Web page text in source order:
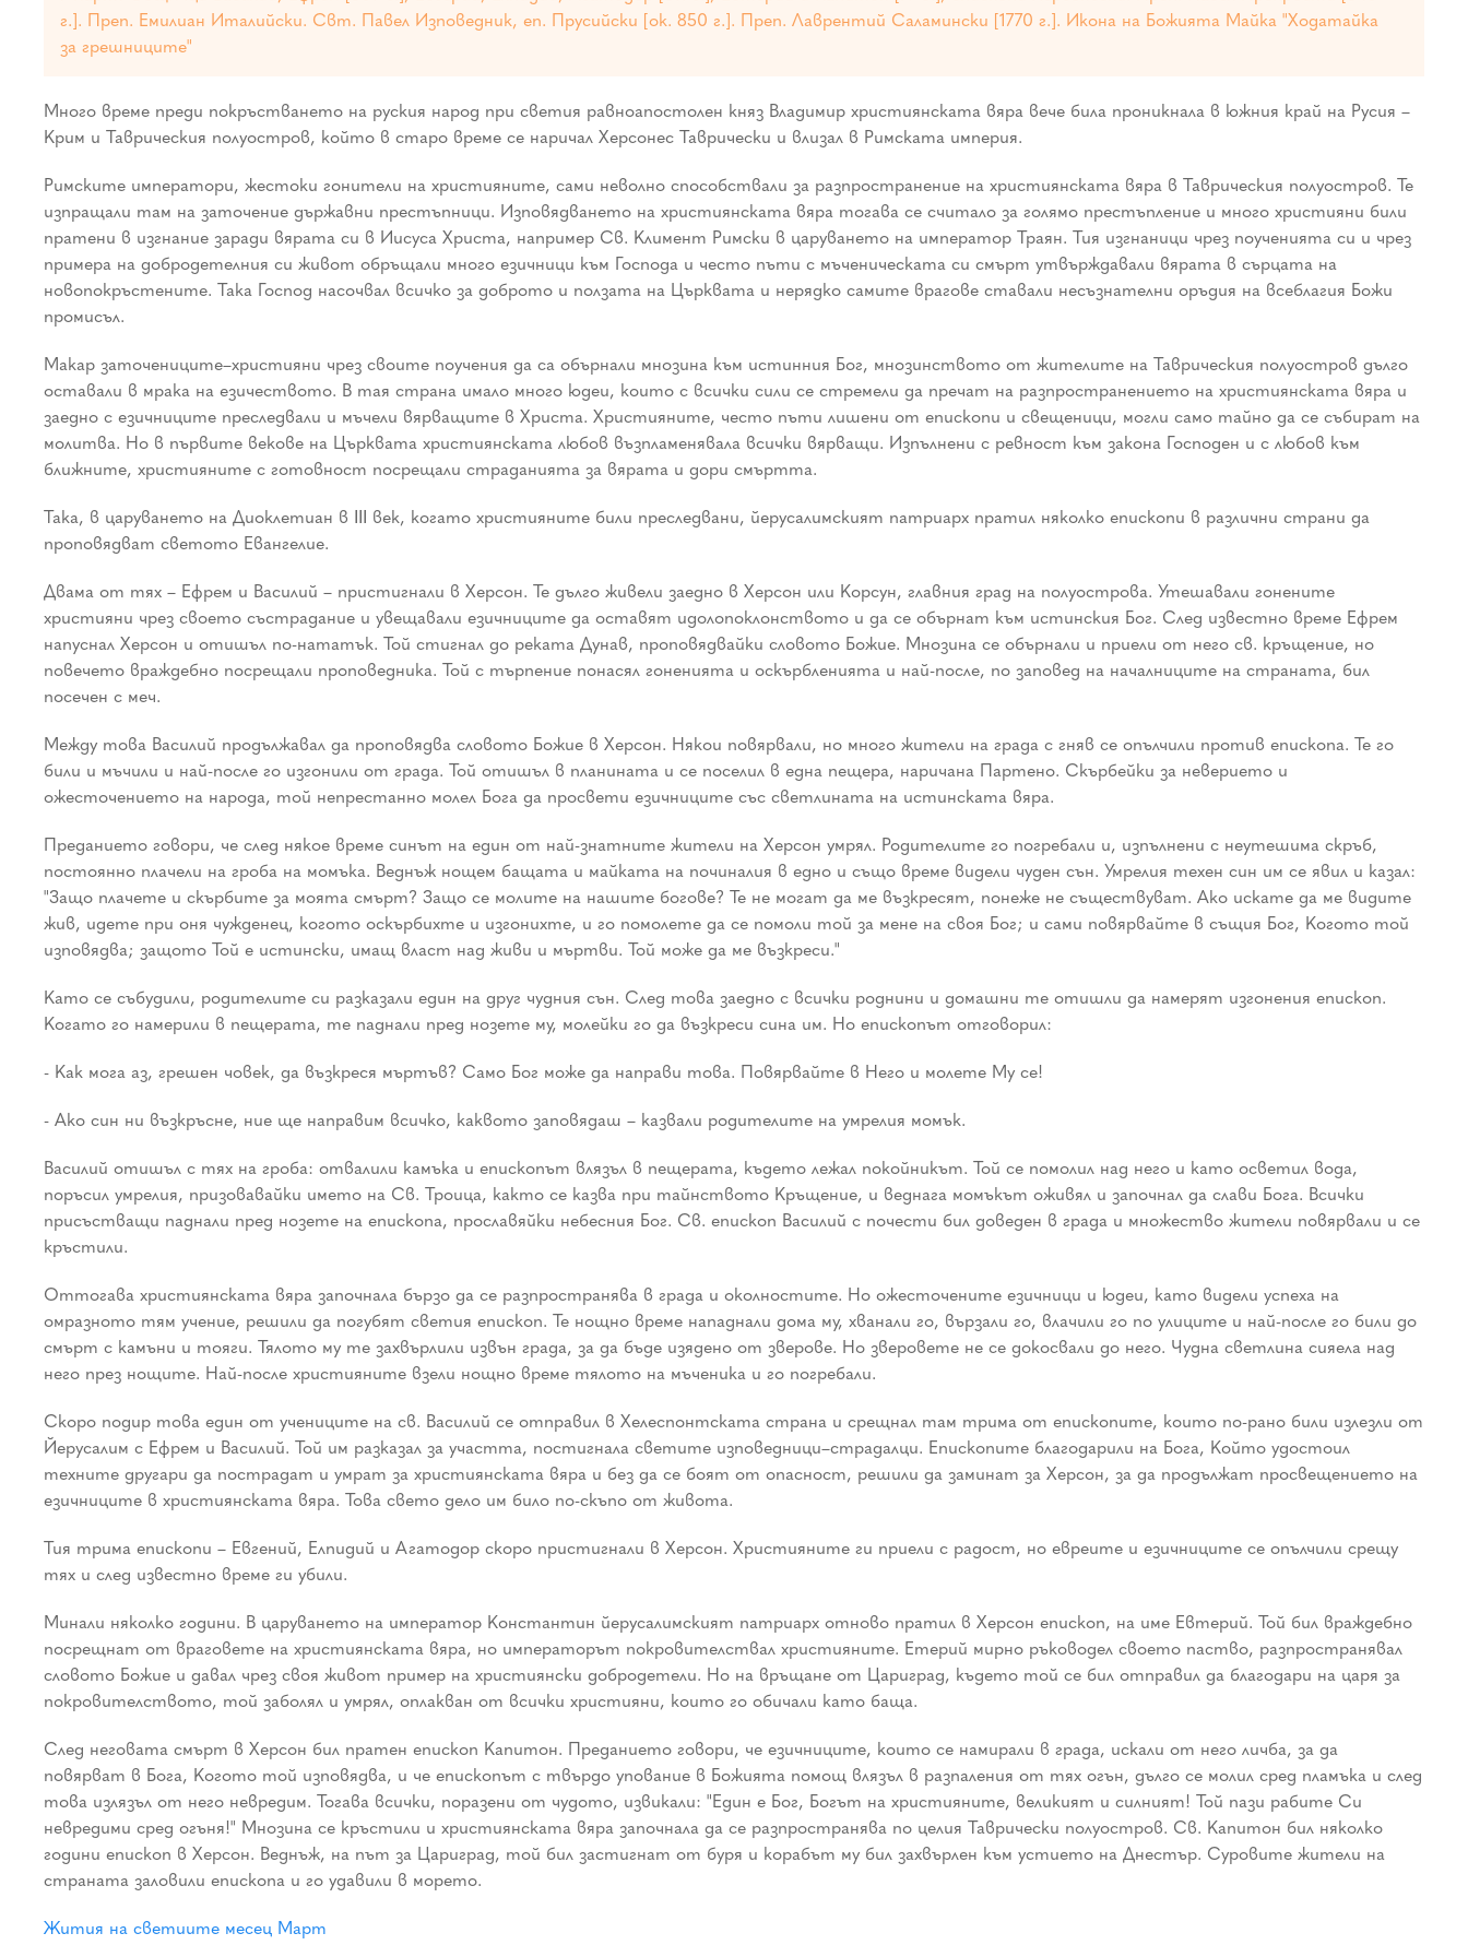
г.]. Преп. Емилиан Италийски. Свт. Павел Изповедник, еп. Прусийски [ок. 850 г.]. Преп. Лаврентий Саламински [1770 г.]. Икона на Божията Майка "Ходатайка
за грешниците"
Много време преди покръстването на руския народ при светия равноапостолен княз Владимир християнската вяра вече била проникнала в южния край на Русия –
Крим и Таврическия полуостров, който в старо време се наричал Херсонес Таврически и влизал в Римската империя.
Римските императори, жестоки гонители на християните, сами неволно способствали за разпространение на християнската вяра в Таврическия полуостров. Те
изпращали там на заточение държавни престъпници. Изповядването на християнската вяра тогава се считало за голямо престъпление и много християни били
пратени в изгнание заради вярата си в Иисуса Христа, например Св. Климент Римски в царуването на император Траян. Тия изгнаници чрез поученията си и чрез
примера на добродетелния си живот обръщали много езичници към Господа и често пъти с мъченическата си смърт утвърждавали вярата в сърцата на
новопокръстените. Така Господ насочвал всичко за доброто и ползата на Църквата и нерядко самите врагове ставали несъзнателни оръдия на всеблагия Божи
промисъл.
Макар заточениците–християни чрез своите поучения да са обърнали мнозина към истинния Бог, мнозинството от жителите на Таврическия полуостров дълго
оставали в мрака на езичеството. В тая страна имало много юдеи, които с всички сили се стремели да пречат на разпространението на християнската вяра и
заедно с езичниците преследвали и мъчели вярващите в Христа. Християните, често пъти лишени от епископи и свещеници, могли само тайно да се събират на
молитва. Но в първите векове на Църквата християнската любов възпламенявала всички вярващи. Изпълнени с ревност към закона Господен и с любов към
ближните, християните с готовност посрещали страданията за вярата и дори смъртта.
Така, в царуването на Диоклетиан в ІІІ век, когато християните били преследвани, йерусалимският патриарх пратил няколко епископи в различни страни да
проповядват светото Евангелие.
Двама от тях – Ефрем и Василий – пристигнали в Херсон. Те дълго живели заедно в Херсон или Корсун, главния град на полуострова. Утешавали гонените
християни чрез своето състрадание и увещавали езичниците да оставят идолопоклонството и да се обърнат към истинския Бог. След известно време Ефрем
напуснал Херсон и отишъл по-нататък. Той стигнал до реката Дунав, проповядвайки словото Божие. Мнозина се обърнали и приели от него св. кръщение, но
повечето враждебно посрещали проповедника. Той с търпение понасял гоненията и оскърбленията и най-после, по заповед на началниците на страната, бил
посечен с меч.
Между това Василий продължавал да проповядва словото Божие в Херсон. Някои повярвали, но много жители на града с гняв се опълчили против епископа. Те го
били и мъчили и най-после го изгонили от града. Той отишъл в планината и се поселил в една пещера, наричана Партено. Скърбейки за неверието и
ожесточението на народа, той непрестанно молел Бога да просвети езичниците със светлината на истинската вяра.
Преданието говори, че след някое време синът на един от най-знатните жители на Херсон умрял. Родителите го погребали и, изпълнени с неутешима скръб,
постоянно плачели на гроба на момъка. Веднъж нощем бащата и майката на починалия в едно и също време видели чуден сън. Умрелия техен син им се явил и казал:
"Защо плачете и скърбите за моята смърт? Защо се молите на нашите богове? Те не могат да ме възкресят, понеже не съществуват. Ако искате да ме видите
жив, идете при оня чужденец, когото оскърбихте и изгонихте, и го помолете да се помоли той за мене на своя Бог; и сами повярвайте в същия Бог, Когото той
изповядва; защото Той е истински, имащ власт над живи и мъртви. Той може да ме възкреси."
Като се събудили, родителите си разказали един на друг чудния сън. След това заедно с всички роднини и домашни те отишли да намерят изгонения епископ.
Когато го намерили в пещерата, те паднали пред нозете му, молейки го да възкреси сина им. Но епископът отговорил:
- Как мога аз, грешен човек, да възкреся мъртъв? Само Бог може да направи това. Повярвайте в Него и молете Му се!
- Ако син ни възкръсне, ние ще направим всичко, каквото заповядаш – казвали родителите на умрелия момък.
Василий отишъл с тях на гроба: отвалили камъка и епископът влязъл в пещерата, където лежал покойникът. Той се помолил над него и като осветил вода,
поръсил умрелия, призовавайки името на Св. Троица, както се казва при тайнството Кръщение, и веднага момъкът оживял и започнал да слави Бога. Всички
присъстващи паднали пред нозете на епископа, прославяйки небесния Бог. Св. епископ Василий с почести бил доведен в града и множество жители повярвали и се
кръстили.
Оттогава християнската вяра започнала бързо да се разпространява в града и околностите. Но ожесточените езичници и юдеи, като видели успеха на
омразното тям учение, решили да погубят светия епископ. Те нощно време нападнали дома му, хванали го, вързали го, влачили го по улиците и най-после го били до
смърт с камъни и тояги. Тялото му те захвърлили извън града, за да бъде изядено от зверове. Но зверовете не се докосвали до него. Чудна светлина сияела над
него през нощите. Най-после християните взели нощно време тялото на мъченика и го погребали.
Скоро подир това един от учениците на св. Василий се отправил в Хелеспонтската страна и срещнал там трима от епископите, които по-рано били излезли от
Йерусалим с Ефрем и Василий. Той им разказал за участта, постигнала светите изповедници–страдалци. Епископите благодарили на Бога, Който удостоил
техните другари да пострадат и умрат за християнската вяра и без да се боят от опасност, решили да заминат за Херсон, за да продължат просвещението на
езичниците в християнската вяра. Това свето дело им било по-скъпо от живота.
Тия трима епископи – Евгений, Елпидий и Агатодор скоро пристигнали в Херсон. Християните ги приели с радост, но евреите и езичниците се опълчили срещу
тях и след известно време ги убили.
Минали няколко години. В царуването на император Константин йерусалимският патриарх отново пратил в Херсон епископ, на име Евтерий. Той бил враждебно
посрещнат от враговете на християнската вяра, но императорът покровителствал християните. Етерий мирно ръководел своето паство, разпространявал
словото Божие и давал чрез своя живот пример на християнски добродетели. Но на връщане от Цариград, където той се бил отправил да благодари на царя за
покровителството, той заболял и умрял, оплакван от всички християни, които го обичали като баща.
След неговата смърт в Херсон бил пратен епископ Капитон. Преданието говори, че езичниците, които се намирали в града, искали от него личба, за да
повярват в Бога, Когото той изповядва, и че епископът с твърдо упование в Божията помощ влязъл в разпаления от тях огън, дълго се молил сред пламъка и след
това излязъл от него невредим. Тогава всички, поразени от чудото, извикали: "Един е Бог, Богът на християните, великият и силният! Той пази рабите Си
невредими сред огъня!" Мнозина се кръстили и християнската вяра започнала да се разпространява по целия Таврически полуостров. Св. Капитон бил няколко
години епископ в Херсон. Веднъж, на път за Цариград, той бил застигнат от буря и корабът му бил захвърлен към устието на Днестър. Суровите жители на
страната заловили епископа и го удавили в морето.
Жития на светиите месец Март